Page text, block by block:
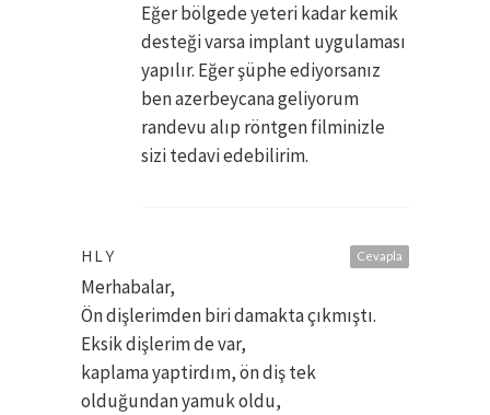
Eğer bölgede yeteri kadar kemik
desteği varsa implant uygulaması
yapılır. Eğer şüphe ediyorsanız
ben azerbeycana geliyorum
randevu alıp röntgen filminizle
sizi tedavi edebilirim.
Cevapla
HLY
Merhabalar,
Ön dişlerimden biri damakta çıkmıştı.
Eksik dişlerim de var,
kaplama yaptirdım, ön diş tek
olduğundan yamuk oldu,